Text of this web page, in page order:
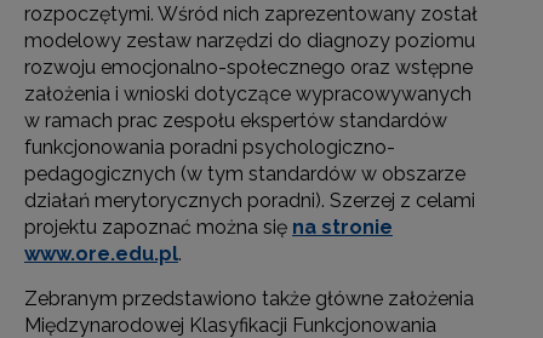
rozpoczętymi. Wśród nich zaprezentowany został
modelowy zestaw narzędzi do diagnozy poziomu
rozwoju emocjonalno-społecznego oraz wstępne
założenia i wnioski dotyczące wypracowywanych
w ramach prac zespołu ekspertów standardów
funkcjonowania poradni psychologiczno-
pedagogicznych (w tym standardów w obszarze
działań merytorycznych poradni). Szerzej z celami
projektu zapoznać można się na stronie
www.ore.edu.pl.
Zebranym przedstawiono także główne założenia
Międzynarodowej Klasyfikacji Funkcjonowania